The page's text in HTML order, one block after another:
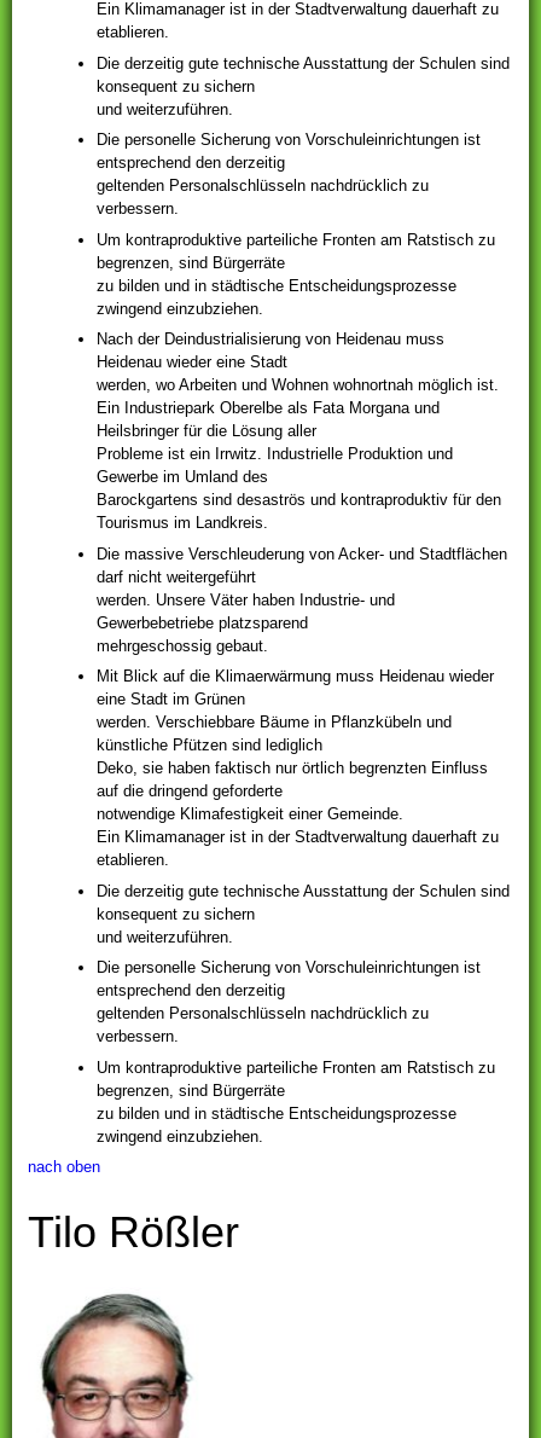
Ein Klimamanager ist in der Stadtverwaltung dauerhaft zu
etablieren.
Die derzeitig gute technische Ausstattung der Schulen sind
konsequent zu sichern
und weiterzuführen.
Die personelle Sicherung von Vorschuleinrichtungen ist
entsprechend den derzeitig
geltenden Personalschlüsseln nachdrücklich zu
verbessern.
Um kontraproduktive parteiliche Fronten am Ratstisch zu
begrenzen, sind Bürgerräte
zu bilden und in städtische Entscheidungsprozesse
zwingend einzubziehen.
Nach der Deindustrialisierung von Heidenau muss
Heidenau wieder eine Stadt
werden, wo Arbeiten und Wohnen wohnortnah möglich ist.
Ein Industriepark Oberelbe als Fata Morgana und
Heilsbringer für die Lösung aller
Probleme ist ein Irrwitz. Industrielle Produktion und
Gewerbe im Umland des
Barockgartens sind desaströs und kontraproduktiv für den
Tourismus im Landkreis.
Die massive Verschleuderung von Acker- und Stadtflächen
darf nicht weitergeführt
werden. Unsere Väter haben Industrie- und
Gewerbebetriebe platzsparend
mehrgeschossig gebaut.
Mit Blick auf die Klimaerwärmung muss Heidenau wieder
eine Stadt im Grünen
werden. Verschiebbare Bäume in Pflanzkübeln und
künstliche Pfützen sind lediglich
Deko, sie haben faktisch nur örtlich begrenzten Einfluss
auf die dringend geforderte
notwendige Klimafestigkeit einer Gemeinde.
Ein Klimamanager ist in der Stadtverwaltung dauerhaft zu
etablieren.
Die derzeitig gute technische Ausstattung der Schulen sind
konsequent zu sichern
und weiterzuführen.
Die personelle Sicherung von Vorschuleinrichtungen ist
entsprechend den derzeitig
geltenden Personalschlüsseln nachdrücklich zu
verbessern.
Um kontraproduktive parteiliche Fronten am Ratstisch zu
begrenzen, sind Bürgerräte
zu bilden und in städtische Entscheidungsprozesse
zwingend einzubziehen.
nach oben
Tilo Rößler